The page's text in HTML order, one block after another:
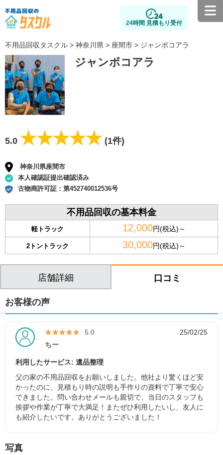
24時間 見積もり受付
不用品回収タスクル > 神奈川県 > 座間市 > ジャンボコアラ
ジャンボコアラ
5.0 ★★★★★
★★★★★ (1件)
神奈川県座間市
本人確認証提出確認済み
古物商許可証： 第452740012536号
不用品回収の基本料金
軽トラック 12,000円(税込)～
2トントラック 30,000円(税込)～
店舗詳細 口コミ
お客様の声
★★★★★
★★★★★ 5.0
25/02/25
ちー
利用したサービス: 遺品整理
父の家の不用品回収をお願いしました。他社より驚くほど安
かったのに、見積もり時の説明も手作りの資料で丁寧で安心
できました。問い合わせメールも親切で、当日のスタッフも
挨拶や作業が丁寧で大満足！またぜひ利用したいし、友人に
も紹介したいです。ありがとうございました！
写真